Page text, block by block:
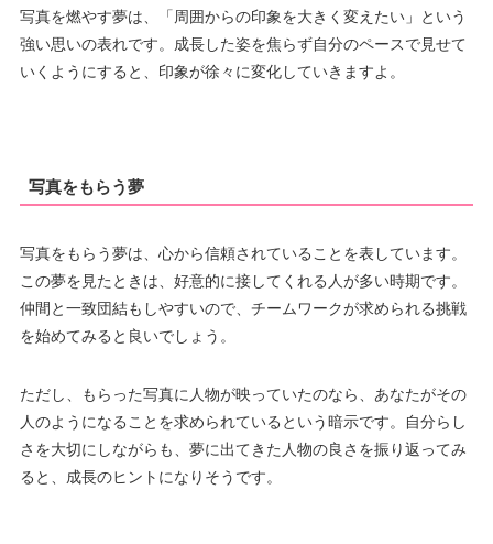
写真を燃やす夢は、「周囲からの印象を大きく変えたい」という
強い思いの表れです。成長した姿を焦らず自分のペースで見せて
いくようにすると、印象が徐々に変化していきますよ。
写真をもらう夢
写真をもらう夢は、心から信頼されていることを表しています。
この夢を見たときは、好意的に接してくれる人が多い時期です。
仲間と一致団結もしやすいので、チームワークが求められる挑戦
を始めてみると良いでしょう。
ただし、もらった写真に人物が映っていたのなら、あなたがその
人のようになることを求められているという暗示です。自分らし
さを大切にしながらも、夢に出てきた人物の良さを振り返ってみ
ると、成長のヒントになりそうです。